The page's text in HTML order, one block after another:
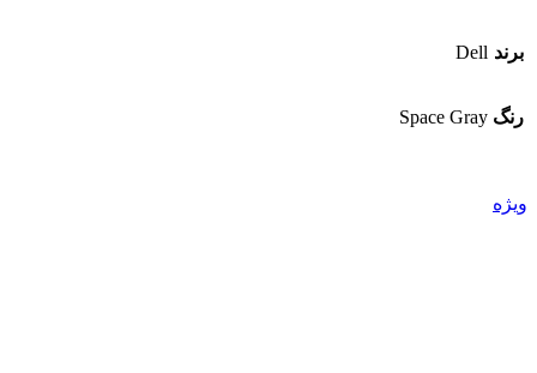
برند Dell
رنگ Space Gray
ویژه